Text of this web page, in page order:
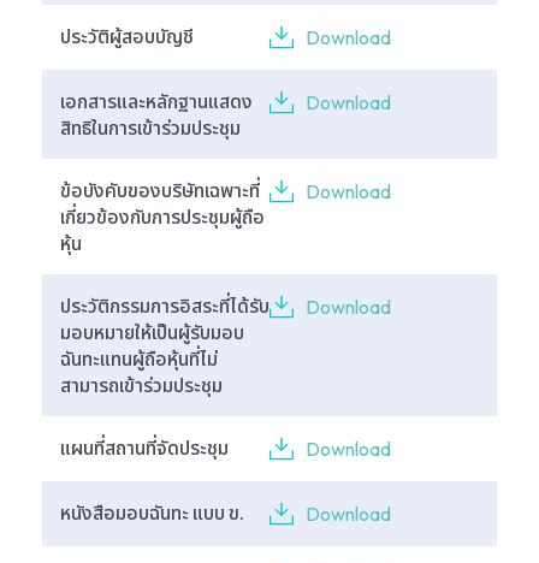
ประวัติผู้สอบบัญชี Download
เอกสารและหลักฐานแสดง
สิทธิในการเข้าร่วมประชุม
Download
ข้อบังคับของบริษัทเฉพาะที่
เกี่ยวข้องกับการประชุมผู้ถือ
หุ้น
Download
ประวัติกรรมการอิสระที่ได้รับ
มอบหมายให้เป็นผู้รับมอบ
ฉันทะแทนผู้ถือหุ้นที่ไม่
สามารถเข้าร่วมประชุม
Download
แผนที่สถานที่จัดประชุม Download
หนังสือมอบฉันทะ แบบ ข. Download